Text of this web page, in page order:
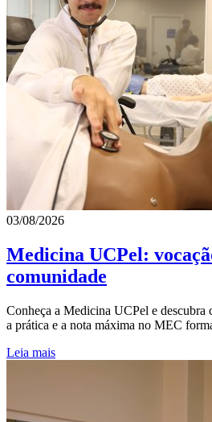
03/08/2026
Medicina UCPel:
comunidade
Conheça a Medicina UCPel e descubra
a prática e a nota máxima no MEC
Leia mais